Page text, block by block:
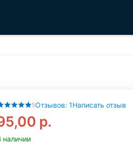
5Отзывов: 1Написать отзыв
р.
наличии